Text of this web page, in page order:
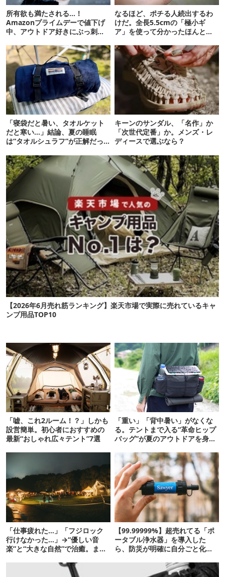
所有欲も満たされる…！
Amazonプライムデーで値下げ
中、アウトドア好きにぶっ刺さ
なるほど、ポチる人続出するわ
けだ。全長5.5cmの「極小ギ
ア」を使って分かったほんとの
「寝袋だと暑い、タオルケット
だと寒い…」結論、夏の睡眠
は“タオルシュラフ”が正解だっ
キーンのサンダル、「名作」か
「次世代定番」か。メンズ・レ
ディースで選ぶなら？
【2026年6月売れ筋ランキング】楽天市場で実際に売れているキャ
ンプ用品TOP10
「嘘、これ2ルーム！？」しかも
設営簡単。初心者におすすめの
最新“おしゃれ広々テント”7選
「重い」「背中暑い」がなくな
る。テントまで入る“革命ヒップ
バッグ”が夏のアウトドアを身軽
「仕事疲れた…」「フジロック
行けなかった…」→“優しい音
楽”と“大きな自然”で治癒。まだ
【99.99999%】超売れてる「ポ
ータブル浄水器」を導入した
ら、防災が明確に自分ごと化し